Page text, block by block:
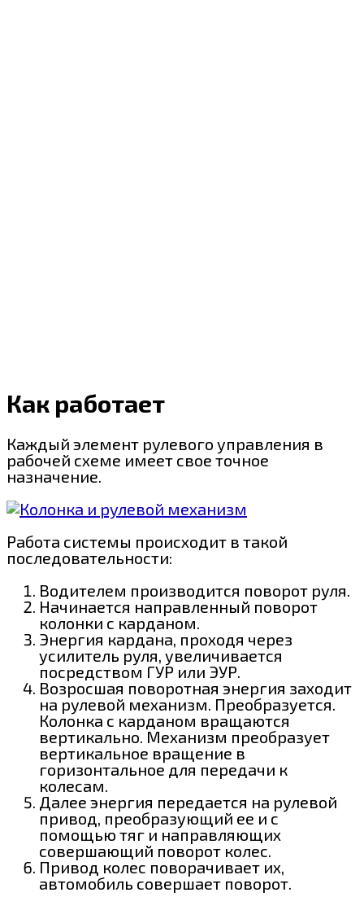
Как работает
Каждый элемент рулевого управления в
рабочей схеме имеет свое точное
назначение.
Работа системы происходит в такой
последовательности:
Водителем производится поворот руля.
Начинается направленный поворот
колонки с карданом.
Энергия кардана, проходя через
усилитель руля, увеличивается
посредством ГУР или ЭУР.
Возросшая поворотная энергия заходит
на рулевой механизм. Преобразуется.
Колонка с карданом вращаются
вертикально. Механизм преобразует
вертикальное вращение в
горизонтальное для передачи к
колесам.
Далее энергия передается на рулевой
привод, преобразующий ее и с
помощью тяг и направляющих
совершающий поворот колес.
Привод колес поворачивает их,
автомобиль совершает поворот.